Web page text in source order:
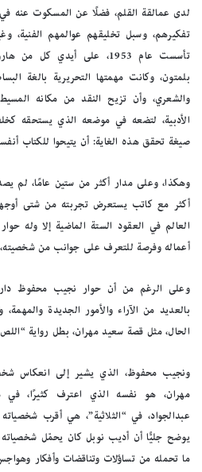
لدى عمالقة القلم، فضلًا عن المسكوت عنه في
تفكيرهم، وسبل تخليقهم عوالمهم الفنية،
تأسست عام 1953، على أيدي
بلمتون، وكانت مهمتها التحريرية بالغة
والشعري، وأن تزيح النقد من مكانه
الأدبية، لتضعه في موضعه الذي يستحقه
صيغة تحقق هذه الغاية: أن يتيحوا للكتاب
وهكذا، وعلى مدار أكثر من ستين عامًا، لم
أكثر مع كاتب يستعرض تجربته من شتى
العالم في العقود الستة الماضية إلا وله
أعماله وفرصة للتعرف على جوانب من
وعلى الرغم من أن حوار نجيب محفوظ
بالعديد من الآراء والأمور الجديدة
الحال، مثل قصة سعيد مهران، بطل رواية “اللص
ونجيب محفوظ، الذي يشير إلى انعكاس
مهران، هو نفسه الذي اعترف كثيرًا،
عبدالجواد، في “الثلاثية”، هي أقرب شخصياته
يوضح جليًّا أن أديب نوبل كان يحمّل
ما تحمله من تساؤلات وتناقضات وأفكار